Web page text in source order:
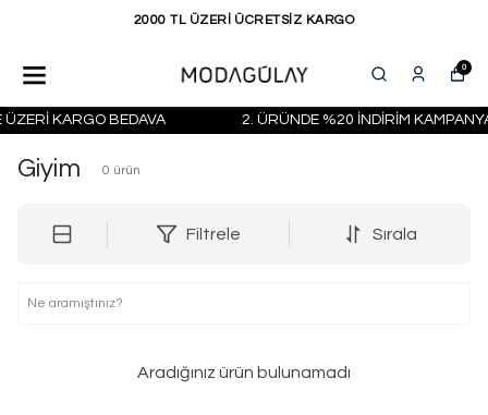
2000 TL ÜZERİ ÜCRETSİZ KARGO
0
KARGO BEDAVA 2. ÜRÜNDE %20 İNDİRİM
Giyim 0 ürün
Filtrele Sırala
Aradığınız ürün bulunamadı